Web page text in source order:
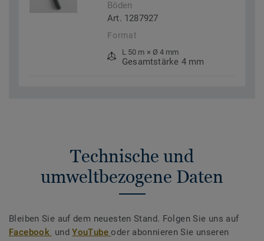
Böden
Art. 1287927
Format
L 50 m × Ø 4 mm
Gesamtstärke 4 mm
Technische und
umweltbezogene Daten
Bleiben Sie auf dem neuesten Stand. Folgen Sie uns auf
Facebook undYouTubeoder abonnieren Sie unseren